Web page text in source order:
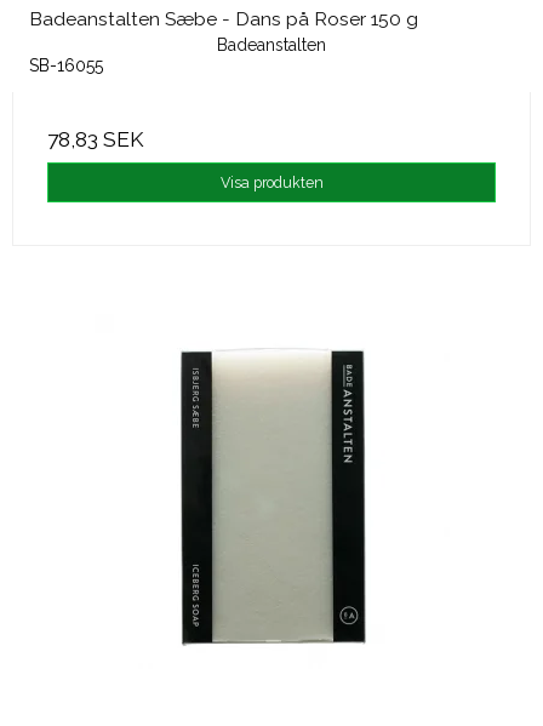
Badeanstalten Sæbe - Dans på Roser 150 g
Badeanstalten
SB-16055
78,83 SEK
Visa produkten